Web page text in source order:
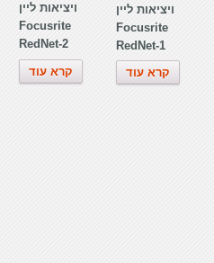
ויציאות ליין
Focusrite
RedNet-2
קרא עוד
ויציאות ליין
Focusrite
RedNet-1
קרא עוד